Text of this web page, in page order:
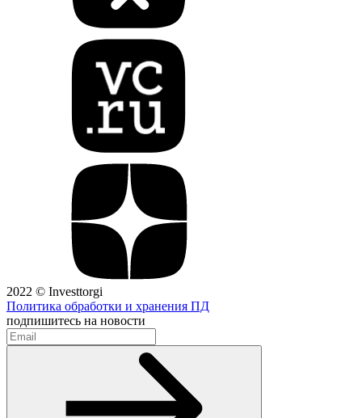
2022 © Investtorgi
Политика обработки и хранения ПД
подпишитесь на новости